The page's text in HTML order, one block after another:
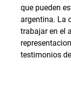
que pueden
argentina. La
trabajar en el
testimonios